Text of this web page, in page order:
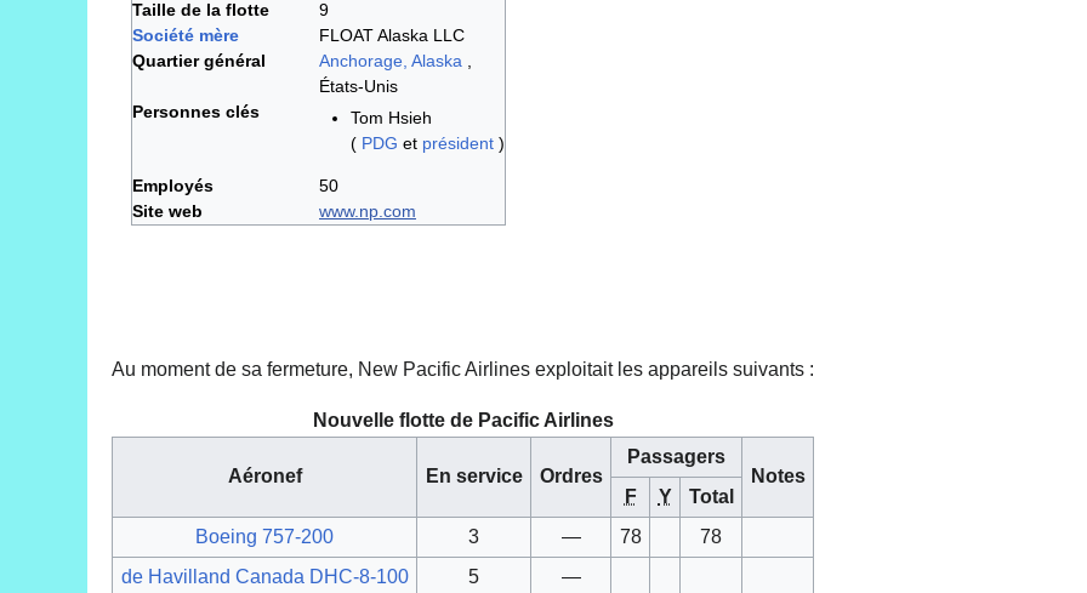
Taille de la flotte
9
Société mère
FLOAT Alaska LLC
Quartier général
Anchorage, Alaska
États-Unis
Personnes clés
Tom Hsieh
( PDG et président )
Employés
50
Site web
www.np.com
Au moment de sa fermeture, New Pacific Airlines exploitait les appareils suivants :
Nouvelle flotte de Pacific Airlines
Aéronef En service Ordres
Passagers
Notes
F
Y
Total
Boeing 757-200
3 — 78
78
de Havilland Canada DHC-8-100
5
—